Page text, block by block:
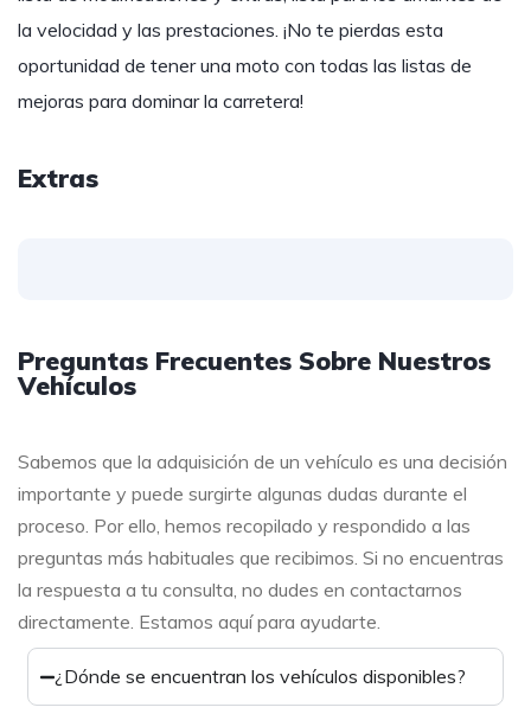
la velocidad y las prestaciones. ¡No te pierdas esta
oportunidad de tener una moto con todas las listas de
mejoras para dominar la carretera!
Extras
Preguntas Frecuentes Sobre Nuestros
Vehículos
Sabemos que la adquisición de un vehículo es una decisión
importante y puede surgirte algunas dudas durante el
proceso. Por ello, hemos recopilado y respondido a las
preguntas más habituales que recibimos. Si no encuentras
la respuesta a tu consulta, no dudes en contactarnos
directamente. Estamos aquí para ayudarte.
¿Dónde se encuentran los vehículos disponibles?